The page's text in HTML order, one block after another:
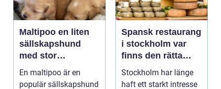
Maltipoo en liten
sällskapshund
med stor
personlighet
En maltipoo är en
populär sällskapshund
Spansk restaurang
i stockholm var
finns den rätta
smaken av
spanien?
Stockholm har länge
haft ett starkt intresse